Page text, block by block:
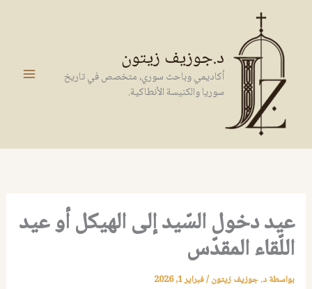
المحتوى
د.جوزيف زيتون
أكاديمي وباحث سوري، متخصص في تاريخ
سوريا والكنيسة الأنطاكية.
عيد دخول السّيد إلى الهيكل أو عيد
اللّقاء المقدّس
بواسطةد. جوزيف زيتون/فبراير 1, 2026